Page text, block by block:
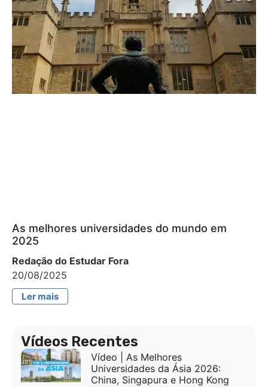
As melhores universidades do mundo em
2025
Redação do Estudar Fora
20/08/2025
Ler mais
Vídeos Recentes
Vídeo | As Melhores
Universidades da Ásia 2026:
China, Singapura e Hong Kong